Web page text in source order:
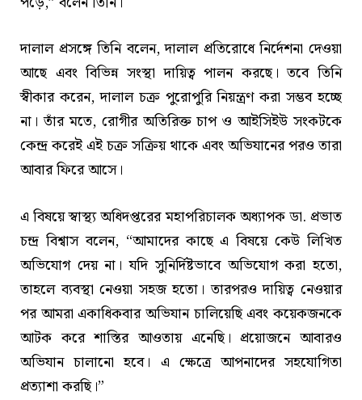
দালাল প্রসঙ্গে তিনি বলেন, দালাল প্রতিরোধে নির্দেশনা দেওয়া
আছে এবং বিভিন্ন সংস্থা দায়িত্ব পালন করছে। তবে তিনি
স্বীকার করেন, দালাল চক্র পুরোপুরি নিয়ন্ত্রণ করা সম্ভব হচ্ছে
না। তাঁর মতে, রোগীর অতিরিক্ত চাপ ও আইসিইউ সংকটকে
কেন্দ্র করেই এই চক্র সক্রিয় থাকে এবং অভিযানের পরও তারা
আবার ফিরে আসে।
এ বিষয়ে স্বাস্থ্য অধিদপ্তরের মহাপরিচালক অধ্যাপক ডা. প্রভাত
চন্দ্র বিশ্বাস বলেন, “আমাদের কাছে এ বিষয়ে কেউ লিখিত
অভিযোগ দেয় না। যদি সুনির্দিষ্টভাবে অভিযোগ করা হতো,
তাহলে ব্যবস্থা নেওয়া সহজ হতো। তারপরও দায়িত্ব নেওয়ার
পর আমরা একাধিকবার অভিযান চালিয়েছি এবং কয়েকজনকে
আটক করে শাস্তির আওতায় এনেছি। প্রয়োজনে আবারও
অভিযান চালানো হবে। এ ক্ষেত্রে আপনাদের সহযোগিতা
প্রত্যাশা করছি।”